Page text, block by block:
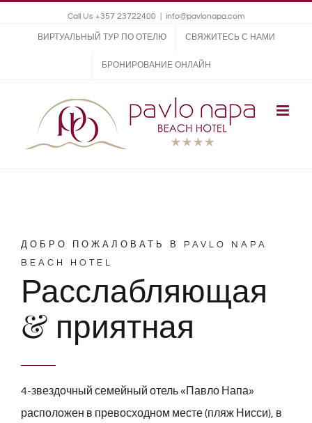
Call Us +357 23722400 info@pavlonapa.com
ВИРТУАЛЬНЫЙ ТУР ПО ОТЕЛЮ СВЯЖИТЕСЬ С НАМИ
БРОНИРОВАНИЕ ОНЛАЙН
ДОБРО ПОЖАЛОВАТЬ В PAVLO NAPA
BEACH HOTEL
Расслабляющая
& приятная
4-звездочный семейный отель «Павло Напа»
расположен в превосходном месте (пляж Нисси), в